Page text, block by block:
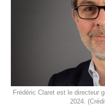
Frédéric Claret est le directeur
2024.